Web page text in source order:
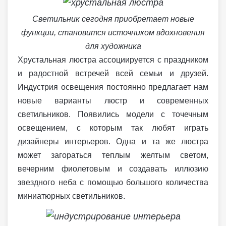
Светильник сегодня приобретает новые
функции, становится источником вдохновения
для художника
Хрустальная люстра ассоциируется с праздником
и радостной встречей всей семьи и друзей.
Индустрия освещения постоянно предлагает нам
новые варианты люстр и современных
светильников. Появились модели с точечным
освещением, с которым так любят играть
дизайнеры интерьеров. Одна и та же люстра
может загораться теплым желтым светом,
вечерним фиолетовым и создавать иллюзию
звездного неба с помощью большого количества
миниатюрных светильников.